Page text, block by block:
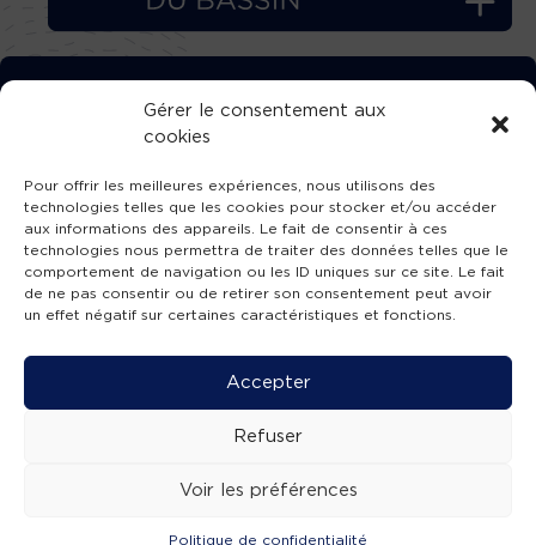
Gérer le consentement aux
cookies
Pour offrir les meilleures expériences, nous utilisons des
technologies telles que les cookies pour stocker et/ou accéder
aux informations des appareils. Le fait de consentir à ces
technologies nous permettra de traiter des données telles que le
comportement de navigation ou les ID uniques sur ce site. Le fait
de ne pas consentir ou de retirer son consentement peut avoir
un effet négatif sur certaines caractéristiques et fonctions.
Accepter
Refuser
Voir les préférences
Politique de confidentialité
ÉMISSIONS AGENDA
TÉLÉCHARGEZ GRATUITEMENT
L’APPLICATION TVBA !
SUIVEZ-NOUS !
Mentions légales -Accessibilité